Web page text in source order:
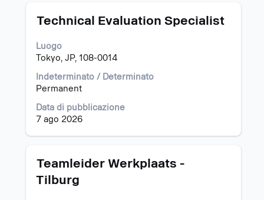
completi
del
delle
informazioni
lavoro.
Titolo
Technical Evaluation Specialist
Luogo
Tokyo, JP, 108-0014
Indeterminato / Determinato
Permanent
Data di pubblicazione
7 ago 2026
Effettuare
selezione
con
barra
spaziatrice
visualizzare
i
contenuti
delle
informazioni
lavoro.
Titolo
Teamleider Werkplaats -
Tilburg
Effettuare
selezione